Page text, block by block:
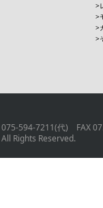
075-594-7211(代) FAX
Rights Reserved.